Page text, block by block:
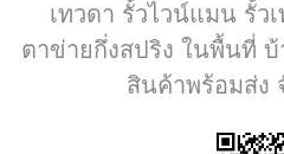
เทวดา รั้วไวน์แมน รั้ว
ตาข่ายกึ่งสปริง ในพื้นที่
สินค้าพร้อมส่ง